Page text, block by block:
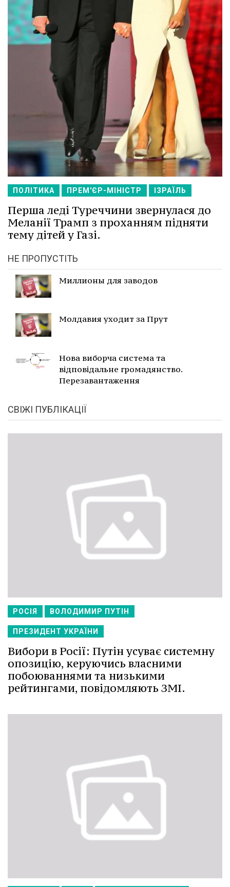
ПОЛІТИКА ПРЕМ'ЄР-МІНІСТР ІЗРАЇЛЬ
Перша леді Туреччини звернулася до
Меланії Трамп з проханням підняти
тему дітей у Газі.
НЕ ПРОПУСТІТЬ
Миллионы для заводов
Молдавия уходит за Прут
Нова виборча система та
відповідальне громадянство.
Перезавантаження
СВІЖІ ПУБЛІКАЦІЇ
РОСІЯ ВОЛОДИМИР ПУТІН
ПРЕЗИДЕНТ УКРАЇНИ
Вибори в Росії: Путін усуває системну
опозицію, керуючись власними
побоюваннями та низькими
рейтингами, повідомляють ЗМІ.